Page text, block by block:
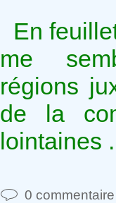
En
me
régions
de la
lointaines
0